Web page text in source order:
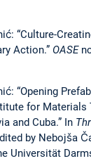
“Culture-
Action.” OASE
“Opening
for Materials
and Cuba.” In
by Nebojša
Universität